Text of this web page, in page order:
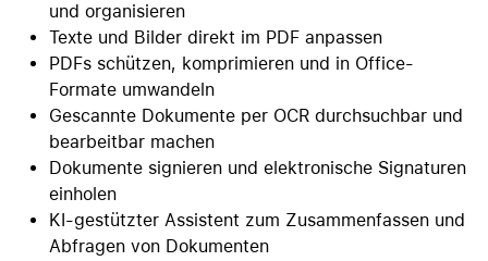
und organisieren
Texte und Bilder direkt im PDF anpassen
PDFs schützen, komprimieren und in Office-
Formate umwandeln
Gescannte Dokumente per OCR durchsuchbar und
bearbeitbar machen
Dokumente signieren und elektronische Signaturen
einholen
KI-gestützter Assistent zum Zusammenfassen und
Abfragen von Dokumenten